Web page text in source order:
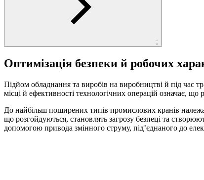
;
Оптимізація безпеки й робочих
Підйом обладнання та виробів на виробництві й під час
місці й ефективності технологічних операцій означає, що
До найбільш поширених типів промислових кранів
що розгойдуються, становлять загрозу безпеці та
допомогою привода змінного струму, під’єднаного до